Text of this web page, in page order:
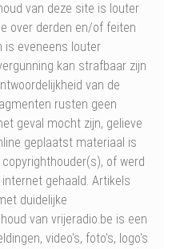
van deze site is louter
over derden en/of feiten
is eveneens louter
kan strafbaar zijn
van de
rusten geen
geval mocht zijn, gelieve
geplaatst materiaal is
of werd
gehaald. Artikels
duidelijke
van vrijeradio.be is een
video's, foto's, logo's